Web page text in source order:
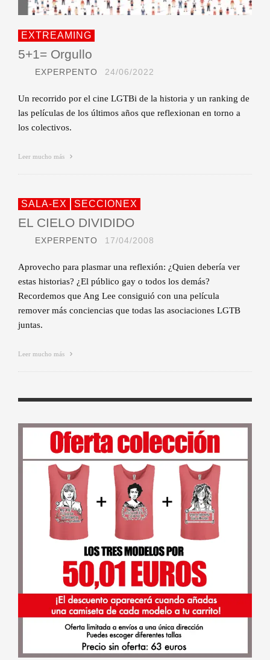
EXTREAMING
5+1= Orgullo
EXPERPENTO 24/06/2022
Un recorrido por el cine LGTBi de la historia y un ranking de
las películas de los últimos años que reflexionan en torno a
los colectivos.
Leer mucho más
SALA-EX SECCIONEX
EL CIELO DIVIDIDO
EXPERPENTO 17/04/2008
Aprovecho para plasmar una reflexión: ¿Quien debería ver
estas historias? ¿El público gay o todos los demás?
Recordemos que Ang Lee consiguió con una película
remover más conciencias que todas las asociaciones LGTB
juntas.
Leer mucho más